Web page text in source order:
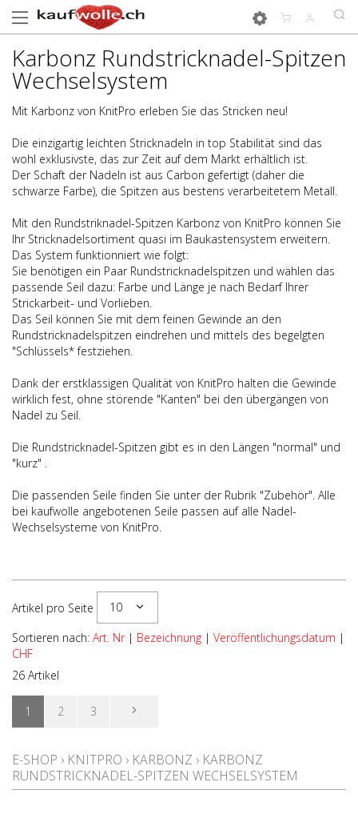
Karbonz Rundstricknadel-Spitzen
Wechselsystem
Mit Karbonz von KnitPro erleben Sie das Stricken neu!
Die einzigartig leichten Stricknadeln in top Stabilität sind das
wohl exklusivste, das zur Zeit auf dem Markt erhältlich ist.
Der Schaft der Nadeln ist aus Carbon gefertigt (daher die
schwarze Farbe), die Spitzen aus bestens verarbeitetem Metall.
Mit den Rundstriknadel-Spitzen Karbonz von KnitPro können Sie
Ihr Stricknadelsortiment quasi im Baukastensystem erweitern.
Das System funktionniert wie folgt:
Sie benötigen ein Paar Rundstricknadelspitzen und wählen das
passende Seil dazu: Farbe und Länge je nach Bedarf Ihrer
Strickarbeit- und Vorlieben.
Das Seil können Sie mit dem feinen Gewinde an den
Rundstricknadelspitzen eindrehen und mittels des begelgten
"Schlüssels* festziehen.
Dank der erstklassigen Qualität von KnitPro halten die Gewinde
wirklich fest, ohne störende "Kanten" bei den übergängen von
Nadel zu Seil.
Die Rundstricknadel-Spitzen gibt es in den Längen "normal" und
"kurz" .
Die passenden Seile finden Sie unter der Rubrik "Zubehör". Alle
bei kaufwolle angebotenen Seile passen auf alle Nadel-
Wechselsysteme von KnitPro.
Artikel pro Seite
10
Sortieren nach: Art. Nr| Bezeichnung | Veröffentlichungsdatum |
CHF
26 Artikel
1 2 3
E-SHOP › KNITPRO › KARBONZ › KARBONZ
RUNDSTRICKNADEL-SPITZEN WECHSELSYSTEM